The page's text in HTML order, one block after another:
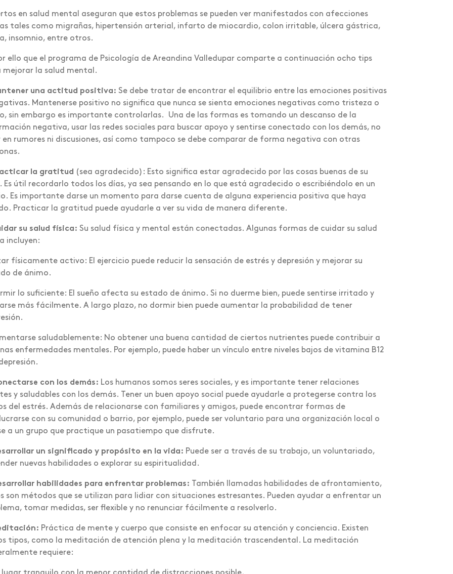
en salud mental aseguran que estos problemas se pueden ver manifestados con afecciones
tales como migrañas, hipertensión arterial, infarto de miocardio, colon irritable, úlcera gástrica,
insomnio, entre otros.
ello que el programa de Psicología de Areandina Valledupar comparte a continuación ocho tips
mejorar la salud mental.
una actitud positiva: Se debe tratar de encontrar el equilibrio entre las emociones positivas
Mantenerse positivo no significa que nunca se sienta emociones negativas como tristeza o
sin embargo es importante controlarlas. Una de las formas es tomando un descanso de la
negativa, usar las redes sociales para buscar apoyo y sentirse conectado con los demás, no
en rumores ni discusiones, así como tampoco se debe comparar de forma negativa con otras
la gratitud (sea agradecido): Esto significa estar agradecido por las cosas buenas de su
Es útil recordarlo todos los días, ya sea pensando en lo que está agradecido o escribiéndolo en un
Es importante darse un momento para darse cuenta de alguna experiencia positiva que haya
Practicar la gratitud puede ayudarle a ver su vida de manera diferente.
su salud física: Su salud física y mental están conectadas. Algunas formas de cuidar su salud
incluyen:
físicamente activo: El ejercicio puede reducir la sensación de estrés y depresión y mejorar su
de ánimo.
lo suficiente: El sueño afecta su estado de ánimo. Si no duerme bien, puede sentirse irritado y
más fácilmente. A largo plazo, no dormir bien puede aumentar la probabilidad de tener
saludablemente: No obtener una buena cantidad de ciertos nutrientes puede contribuir a
enfermedades mentales. Por ejemplo, puede haber un vínculo entre niveles bajos de vitamina B12
con los demás: Los humanos somos seres sociales, y es importante tener relaciones
y saludables con los demás. Tener un buen apoyo social puede ayudarle a protegerse contra los
del estrés. Además de relacionarse con familiares y amigos, puede encontrar formas de
con su comunidad o barrio, por ejemplo, puede ser voluntario para una organización local o
a un grupo que practique un pasatiempo que disfrute.
un significado y propósito en la vida: Puede ser a través de su trabajo, un voluntariado,
nuevas habilidades o explorar su espiritualidad.
habilidades para enfrentar problemas: También llamadas habilidades de afrontamiento,
son métodos que se utilizan para lidiar con situaciones estresantes. Pueden ayudar a enfrentar un
tomar medidas, ser flexible y no renunciar fácilmente a resolverlo.
Práctica de mente y cuerpo que consiste en enfocar su atención y conciencia. Existen
tipos, como la meditación de atención plena y la meditación trascendental. La meditación
requiere: